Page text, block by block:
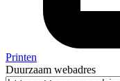
Printen
Duurzaam webadres